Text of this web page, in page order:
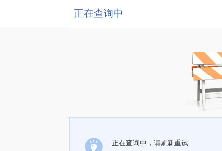
正在查询中
正在查询中，请刷新重试